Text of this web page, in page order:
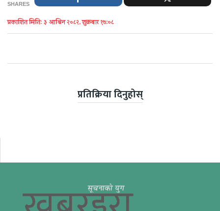
SHARES
प्रकाशित मिति: ३ आश्विन २०८२, शुक्रबार १७:०८
प्रतिक्रिया दिनुहोस्